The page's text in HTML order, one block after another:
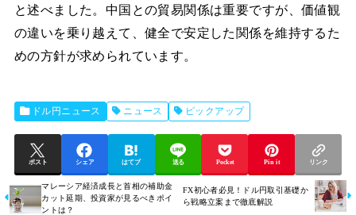
と述べました。中国との貿易関係は重要ですが、価値観
の違いを乗り越えて、健全で安定した関係を維持するた
めの方針が求められています。
ドル円ニュース ニュース ピックアップ
ポスト シェア はてブ 送る Pocket Pin it リンク
マレーシア経済成長と首相の補助金
カット延期、投資家が見るべきポイ
ントは？
FX初心者必見！ドル円取引基礎か
ら戦略立案まで徹底解説